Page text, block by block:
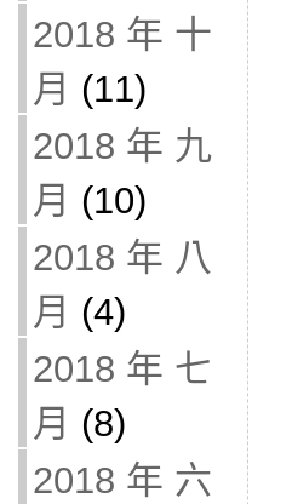
2018 年 十
月 (11)
2018 年 九
月 (10)
2018 年 八
月 (4)
2018 年 七
月 (8)
2018 年 六